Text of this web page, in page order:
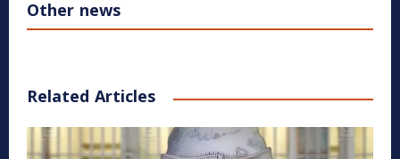
Other news
Related Articles